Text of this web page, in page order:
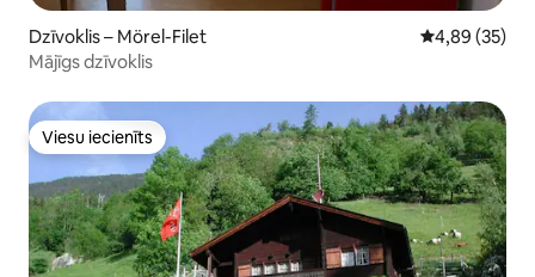
Dzīvoklis – Mörel-Filet Vidējais
4,89 (35)
Mājīgs dzīvoklis
Viesu iecienīts
Viesu iecienīts